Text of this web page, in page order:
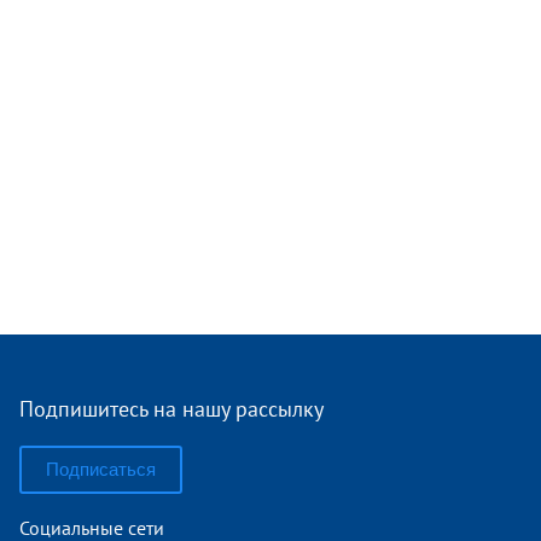
Подпишитесь на нашу рассылку
Подписаться
Социальные сети